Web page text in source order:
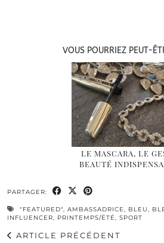
VOUS POURRIEZ PEUT-
LE MASCARA, LE
BEAUTÉ
PARTAGER:
"FEATURED" AMBASSADRICE BLEU
INFLUENCER
PRINTEMPS/ÉTÉ SPORT
ARTICLE PRÉCÉDENT